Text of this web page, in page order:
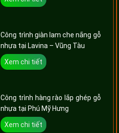
Công trình giàn lam che nắng gỗ
nhựa tại Lavina – Vũng Tàu
Xem chi tiết
Công trình hàng rào lắp ghép gỗ
nhựa tại Phú Mỹ Hưng
Xem chi tiết